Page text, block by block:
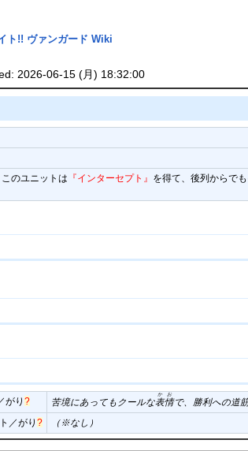
ト!! ヴァンガード Wiki
2026-06-15 (月) 18:32:00
のユニットは 『インターセプト』 を得て、後列からで
がり? 苦境にあってもクールな表情
かお
で、勝利への道
／がり? （※なし）